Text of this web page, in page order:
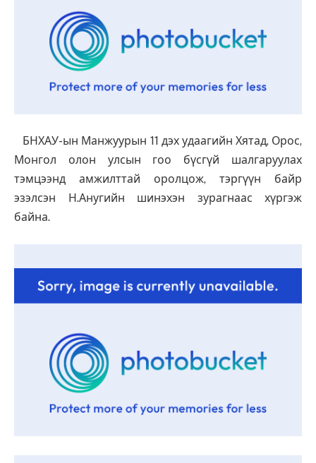
БНХАУ-ын Манжуурын 11 дэх удаагийн Хятад, Орос,
Монгол олон улсын гоо бүсгүй шалгаруулах
тэмцээнд амжилттай оролцож, тэргүүн байр
эзэлсэн Н.Анугийн шинэхэн зурагнаас хүргэж
байна.